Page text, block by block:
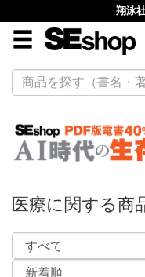
翔泳
医療に関する商